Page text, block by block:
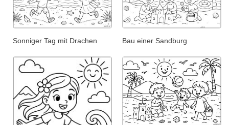
Sonniger Tag mit Drachen Bau einer Sandburg